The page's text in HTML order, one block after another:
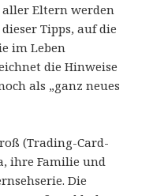
aller Eltern werden
Tipps, auf die
im Leben
die Hinweise
als „ganz neues
(Trading-Card-
ihre Familie und
Die